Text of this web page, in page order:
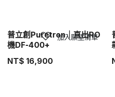
普立創Puretron｜直出RO
機DF-400+
NT$ 16,900
加入願望清單